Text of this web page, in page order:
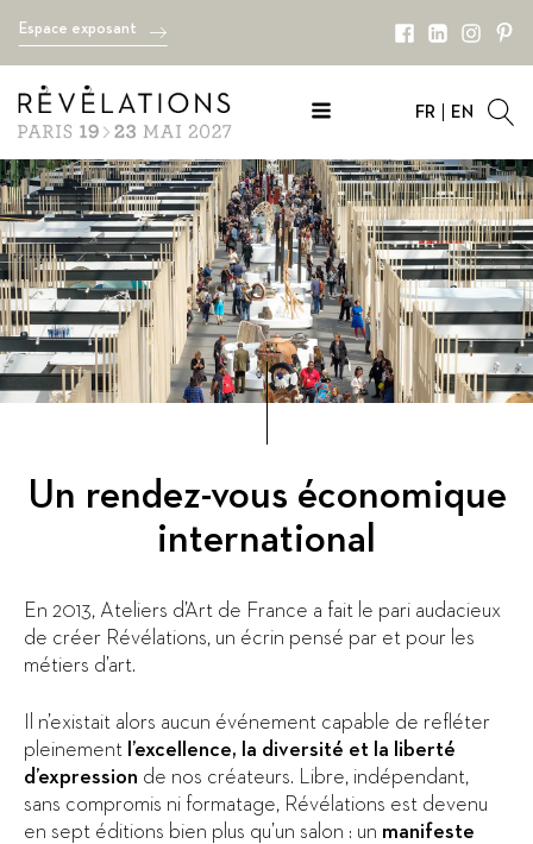
Espace exposant
FR EN
Un rendez-vous économique
international
En 2013, Ateliers d’Art de France a fait le pari audacieux
de créer Révélations, un écrin pensé par et pour les
métiers d’art.
Il n’existait alors aucun événement capable de refléter
pleinement l’excellence, la diversité et la liberté
d’expression de nos créateurs. Libre, indépendant,
sans compromis ni formatage, Révélations est devenu
en sept éditions bien plus qu’un salon : un manifeste